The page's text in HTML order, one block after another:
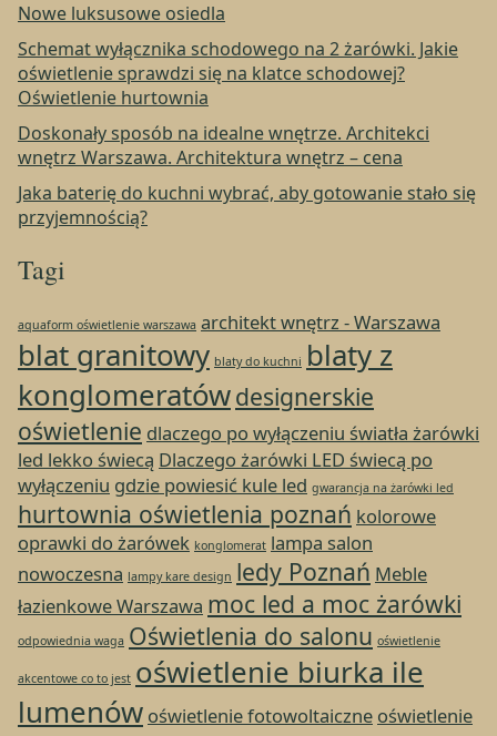
Nowe luksusowe osiedla
Schemat wyłącznika schodowego na 2 żarówki. Jakie
oświetlenie sprawdzi się na klatce schodowej?
Oświetlenie hurtownia
Doskonały sposób na idealne wnętrze. Architekci
wnętrz Warszawa. Architektura wnętrz – cena
Jaka baterię do kuchni wybrać, aby gotowanie stało się
przyjemnością?
Tagi
aquaform oświetlenie warszawa architekt wnętrz - Warszawa
blat granitowy blaty do kuchni blaty z
konglomeratówdesignerskie
oświetlenie dlaczego po wyłączeniu światła żarówki
led lekko świecą Dlaczego żarówki LED świecą po
wyłączeniu gdzie powiesić kule led gwarancja na żarówki led
hurtownia oświetlenia poznań kolorowe
oprawki do żarówek konglomerat lampa salon
nowoczesna lampy kare design ledy Poznań Meble
łazienkowe Warszawa moc led a moc żarówki
odpowiednia waga Oświetlenia do salonu oświetlenie
akcentowe co to jest oświetlenie biurka ile
lumenów oświetlenie fotowoltaiczne oświetlenie